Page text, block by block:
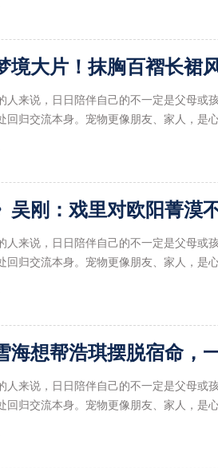
人来说，日日陪伴自己的不一定是父母或
回归交流本身。宠物更像朋友、家人，是
人来说，日日陪伴自己的不一定是父母或
回归交流本身。宠物更像朋友、家人，是
人来说，日日陪伴自己的不一定是父母或
回归交流本身。宠物更像朋友、家人，是